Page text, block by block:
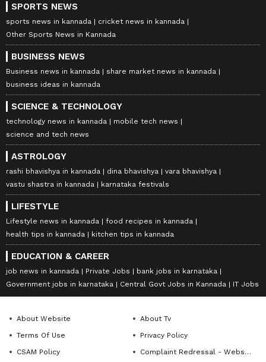
SPORTS NEWS
sports news in kannada
cricket news in kannada
Other Sports News in Kannada
BUSINESS NEWS
Business news in kannada
share market news in kannada
business ideas in kannada
SCIENCE & TECHNOLOGY
technology news in kannada
mobile tech news
science and tech news
ASTROLOGY
rashi bhavishya in kannada dina bhavishya
vara bhavishya
vastu shastra in kannada
karnataka festivals
LIFESTYLE
Lifestyle news in kannada
food recipes in kannada
health tips in kannada
kitchen tips in kannada
EDUCATION & CAREER
job news in kannada Private Jobs
bank jobs in karnataka
Government jobs in karnataka
Central Govt Jobs in Kannada IT Jobs
About Website
About Tv
Terms Of Use
Privacy Policy
CSAM Policy
Complaint Redressal - Website